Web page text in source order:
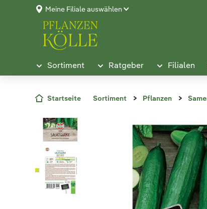
Meine Filiale auswählen
Sortiment Ratgeber Filialen
Startseite Sortiment Pflanzen